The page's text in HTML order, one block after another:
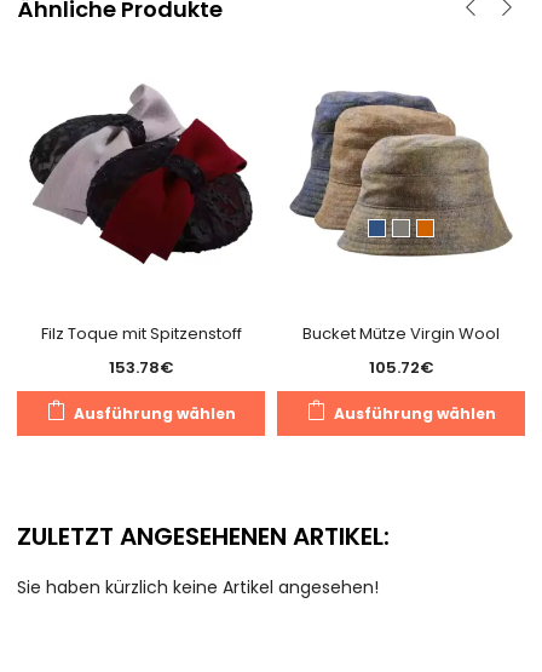
Ähnliche Produkte
Filz Toque mit Spitzenstoff
153.78€
Ausführung wählen
Dieses
Produkt
auf.
Optionen
Bucket Mütze Virgin Wool
105.72€
Ausführung wählen
ZULETZT ANGESEHENEN ARTIKEL:
Sie haben kürzlich keine Artikel angesehen!